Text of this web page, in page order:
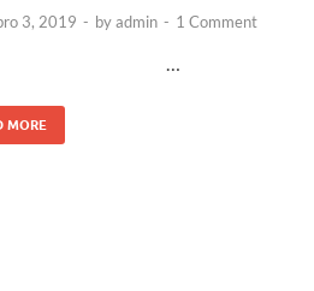
3, 2019 - byadmin - 1 Comment
MORE